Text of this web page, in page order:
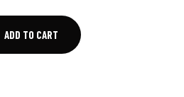
ADD TO CART